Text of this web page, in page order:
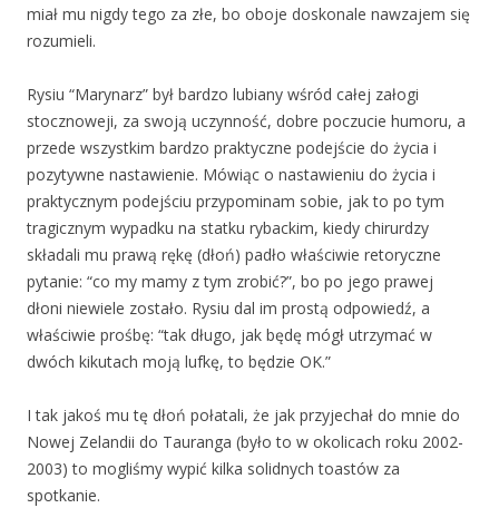
miał mu nigdy tego za złe, bo oboje doskonale nawzajem się
rozumieli.
Rysiu “Marynarz” był bardzo lubiany wśród całej załogi
stocznoweji, za swoją uczynność, dobre poczucie humoru, a
przede wszystkim bardzo praktyczne podejście do życia i
pozytywne nastawienie. Mówiąc o nastawieniu do życia i
praktycznym podejściu przypominam sobie, jak to po tym
tragicznym wypadku na statku rybackim, kiedy chirurdzy
składali mu prawą rękę (dłoń) padło właściwie retoryczne
pytanie: “co my mamy z tym zrobić?”, bo po jego prawej
dłoni niewiele zostało. Rysiu dal im prostą odpowiedź, a
właściwie prośbę: “tak długo, jak będę mógł utrzymać w
dwóch kikutach moją lufkę, to będzie OK.”
I tak jakoś mu tę dłoń połatali, że jak przyjechał do mnie do
Nowej Zelandii do Tauranga (było to w okolicach roku 2002-
2003) to mogliśmy wypić kilka solidnych toastów za
spotkanie.